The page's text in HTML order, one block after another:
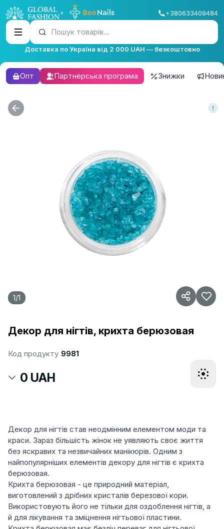
+380633409484
Пошук товарів...
Доставка по Україна від 2 000 UAH — безкоштовно
Опт Партнерська програма Знижки
1/1
Декор для нігтів, крихта берюзовая
Код продукту 9981
0 UAH
Декор для нігтів став неодмінним елементом моди та
краси. Зараз більшість жінок не уявляють своє життя
без яскравих та незвичайних манікюрів. Одним з
найпопулярніших елементів декору для нігтів є крихта
берюзовая.
Крихта берюзовая - це природний матеріал,
виготовлений з дрібних кристалів березової кори.
Використовують його не тільки для оздоблення нігтів, а
й для лікування та зміцнення нігтьової пластини.